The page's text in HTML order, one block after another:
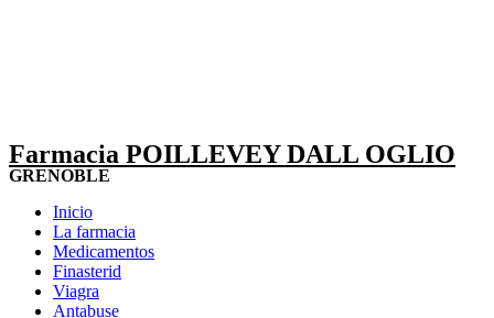
Farmacia POILLEVEY DALL OGLIO
GRENOBLE
Inicio
La farmacia
Medicamentos
Finasterid
Viagra
Antabuse